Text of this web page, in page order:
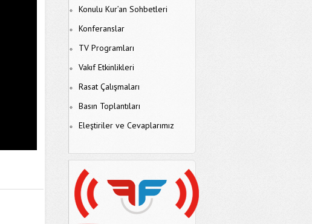
Konulu Kur’an Sohbetleri
Konferanslar
TV Programları
Vakıf Etkinlikleri
Rasat Çalışmaları
Basın Toplantıları
Eleştiriler ve Cevaplarımız